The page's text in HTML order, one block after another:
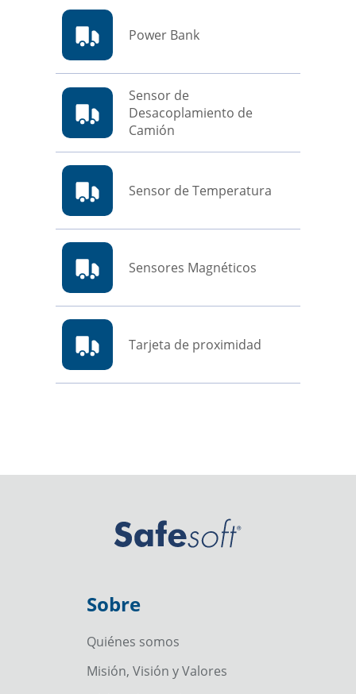
Power Bank
Sensor de
Desacoplamiento de
Camión
Sensor de Temperatura
Sensores Magnéticos
Tarjeta de proximidad
Sobre
Quiénes somos
Misión, Visión y Valores